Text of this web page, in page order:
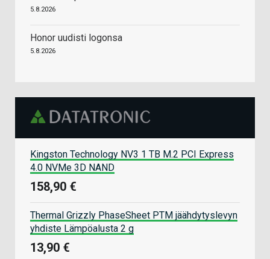
5.8.2026
Honor uudisti logonsa
5.8.2026
Kingston Technology NV3 1 TB M.2 PCI Express
4.0 NVMe 3D NAND
158,90 €
Thermal Grizzly PhaseSheet PTM jäähdytyslevyn
yhdiste Lämpöalusta 2 g
13,90 €